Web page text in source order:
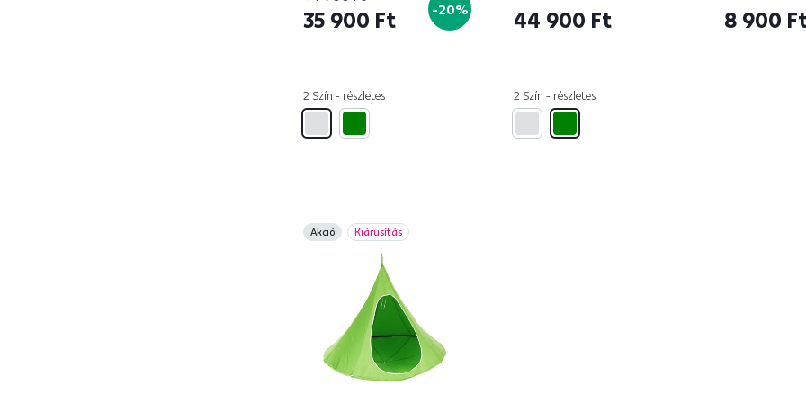
35 900 Ft -20%
2 Szín - részletes
44 900 Ft
2 Szín - részletes
8 900
Akció Kiárusítás